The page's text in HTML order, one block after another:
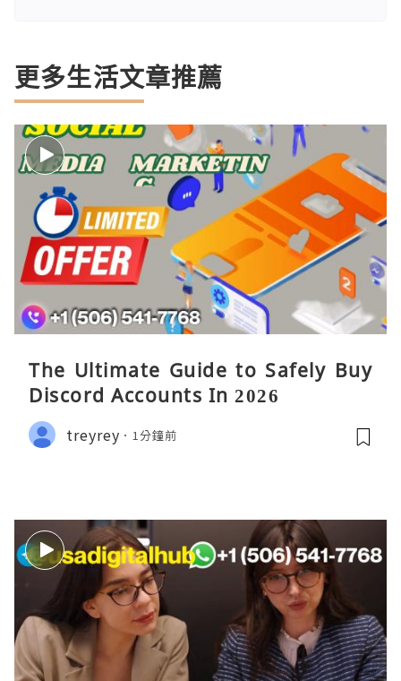
更多生活文章推薦
The Ultimate Guide to Safely Buy
Discord Accounts In 2026
treyrey 1分鐘前